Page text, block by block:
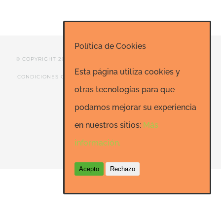
© COPYRIGHT 2020 ESCUELA DE RISOTERAPIA DE MADRID |
CONDICIONES GENERALES|CONTACTO|SEO: Informatica-
24h.net
FacebookLinkedIn
Política de Cookies
Esta página utiliza cookies y
otras tecnologías para que
podamos mejorar su experiencia
en nuestros sitios: Más
información.
Acepto Rechazo